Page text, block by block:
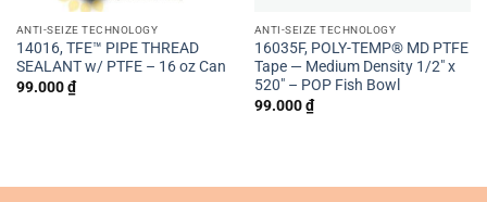
ANTI-SEIZE TECHNOLOGY
14016, TFE™ PIPE THREAD
SEALANT w/ PTFE – 16 oz Can
99.000₫
ANTI-SEIZE TECHNOLOGY
16035F, POLY-TEMP® MD PTFE
Tape — Medium Density 1/2″ x
520″ – POP Fish Bowl
99.000₫